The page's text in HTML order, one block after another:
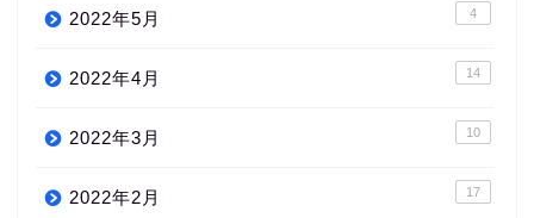
2022年5月 4
2022年4月 14
2022年3月 10
2022年2月 17